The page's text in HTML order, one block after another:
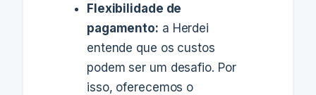
Flexibilidade de
pagamento: a Herdei
entende que os custos
podem ser um desafio. Por
isso, oferecemos o